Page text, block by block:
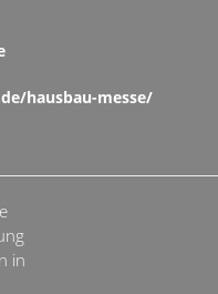
hausbau-messe/
in